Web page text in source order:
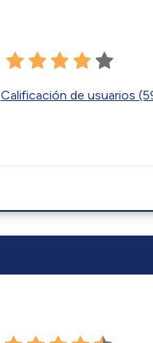
Calificación de usuarios